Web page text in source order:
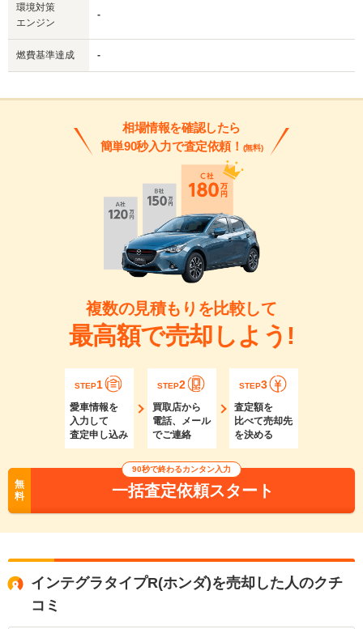
環境対策
エンジン
-
燃費基準達成 -
相場情報を確認したら
簡単90秒入力で査定依頼！ (無料)
複数の見積もりを比較して
最高額で売却しよう!
STEP1
愛車情報を
入力して
査定申し込み
STEP2
買取店から
電話、メール
でご連絡
STEP3
査定額を
比べて売却先
を決める
無
料
90秒で終わるカンタン入力
一括査定依頼スタート
インテグラタイプR(ホンダ)を売却した人のクチ
コミ